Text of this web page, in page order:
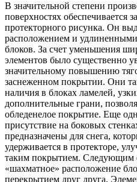
В значительной степени
поверхностях обеспечивается
протекторного рисунка. Он
расположением и
блоков. За счет уменьшения
элементов было существенно
значительному повышению
заснеженном покрытии. Они
наличия в блоках ламелей,
дополнительные грани,
обледенелое покрытие. Еще
присутствие на боковых
предназначены для снега,
удерживается в протекторе,
таким покрытием. Следующим
«шахматное» расположение
перекрытием друг друга.